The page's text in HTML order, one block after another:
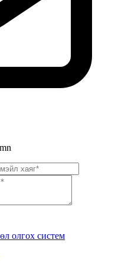
олгох систем